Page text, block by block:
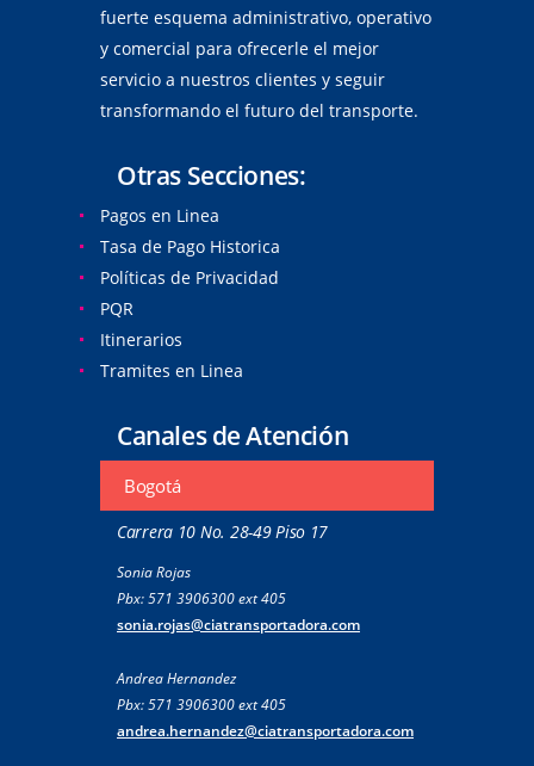
fuerte esquema administrativo, operativo
y comercial para ofrecerle el mejor
servicio a nuestros clientes y seguir
transformando el futuro del transporte.
Otras Secciones:
Pagos en Linea
Tasa de Pago Historica
Políticas de Privacidad
PQR
Itinerarios
Tramites en Linea
Canales de Atención
Bogotá
Carrera 10 No. 28-49 Piso 17
Sonia Rojas
Pbx: 571 3906300 ext 405
sonia.rojas@ciatransportadora.com
Andrea Hernandez
Pbx: 571 3906300 ext 405
andrea.hernandez@ciatransportadora.com